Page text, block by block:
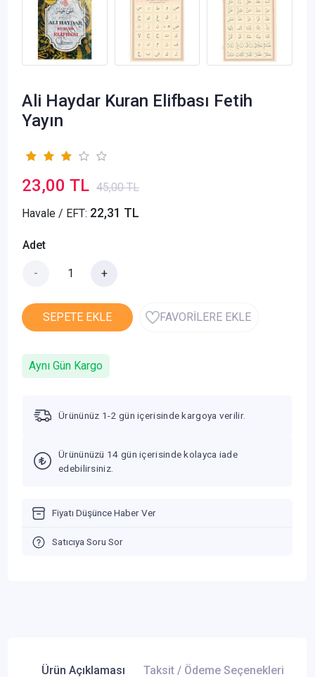
Ali Haydar Kuran Elifbası Fetih
Yayın
23,00 TL 45,00 TL
Havale / EFT: 22,31 TL
Adet
- +
SEPETE EKLE FAVORİLERE EKLE
Aynı Gün Kargo
Ürününüz 1-2 gün içerisinde kargoya verilir.
Ürününüzü 14 gün içerisinde kolayca iade
edebilirsiniz.
Fiyatı Düşünce Haber Ver
Satıcıya Soru Sor
Ürün Açıklaması Taksit / Ödeme Seçenekleri